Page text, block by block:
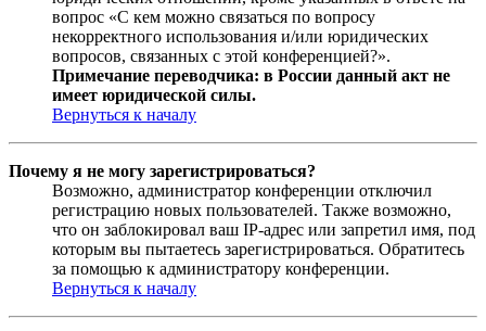
вопрос «С кем можно связаться по вопросу
некорректного использования и/или юридических
вопросов, связанных с этой конференцией?».
Примечание переводчика: в России данный акт не
имеет юридической силы.
Вернуться к началу
Почему я не могу зарегистрироваться?
Возможно, администратор конференции отключил
регистрацию новых пользователей. Также возможно,
что он заблокировал ваш IP-адрес или запретил имя, под
которым вы пытаетесь зарегистрироваться. Обратитесь
за помощью к администратору конференции.
Вернуться к началу